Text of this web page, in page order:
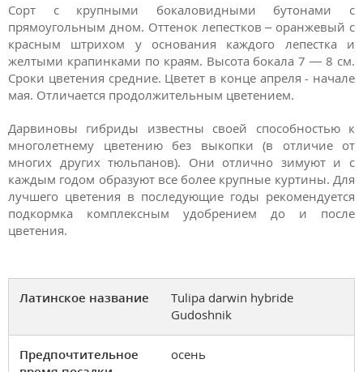
Сорт с крупными бокаловидными бутонами с
прямоугольным дном. Оттенок лепестков – оранжевый с
красным штрихом у основания каждого лепестка и
желтыми крапинками по краям. Высота бокала 7 — 8 см.
Сроки цветения средние. Цветет в конце апреля - начале
мая. Отличается продолжительным цветением.
Дарвиновы гибриды известны своей способностью к
многолетнему цветению без выкопки (в отличие от
многих других тюльпанов). Они отлично зимуют и с
каждым годом образуют все более крупные куртины. Для
лучшего цветения в последующие годы рекомендуется
подкормка комплексным удобрением до и после
цветения.
Латинское название
Tulipa darwin hybride
Gudoshnik
Предпочтительное
осень